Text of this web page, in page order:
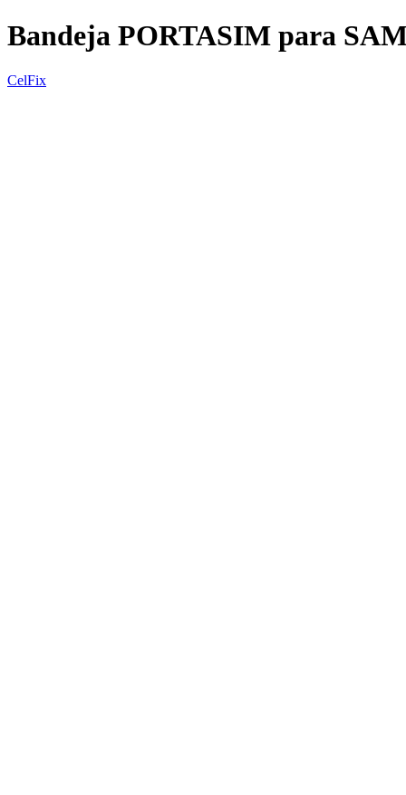
Bandeja PORTASIM para
CelFix